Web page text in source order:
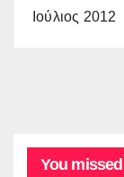
Ιούλιος 2012
You missed